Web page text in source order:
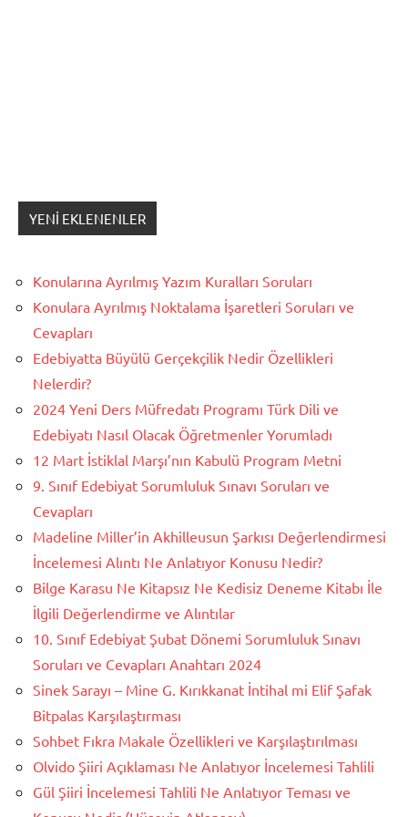
YENI EKLENENLER
Konularına Ayrılmış Yazım Kuralları Soruları
Konulara Ayrılmış Noktalama İşaretleri Soruları ve
Cevapları
Edebiyatta Büyülü Gerçekçilik Nedir Özellikleri
Nelerdir?
2024 Yeni Ders Müfredatı Programı Türk Dili ve
Edebiyatı Nasıl Olacak Öğretmenler Yorumladı
12 Mart İstiklal Marşı’nın Kabulü Program Metni
9. Sınıf Edebiyat Sorumluluk Sınavı Soruları ve
Cevapları
Madeline Miller’in Akhilleusun Şarkısı Değerlendirmesi
İncelemesi Alıntı Ne Anlatıyor Konusu Nedir?
Bilge Karasu Ne Kitapsız Ne Kedisiz Deneme Kitabı İle
İlgili Değerlendirme ve Alıntılar
10. Sınıf Edebiyat Şubat Dönemi Sorumluluk Sınavı
Soruları ve Cevapları Anahtarı 2024
Sinek Sarayı – Mine G. Kırıkkanat İntihal mi Elif Şafak
Bitpalas Karşılaştırması
Sohbet Fıkra Makale Özellikleri ve Karşılaştırılması
Olvido Şiiri Açıklaması Ne Anlatıyor İncelemesi Tahlili
Gül Şiiri İncelemesi Tahlili Ne Anlatıyor Teması ve